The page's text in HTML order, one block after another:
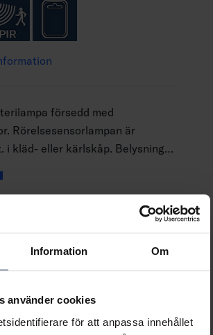
Information Om
använder cookies
för att anpassa innehållet
försedd med
Rörelsesensorlampan är
i kläd- eller kärlskåp. Belysning
nyans som dagsljuset, 6000 K.
6435200157515